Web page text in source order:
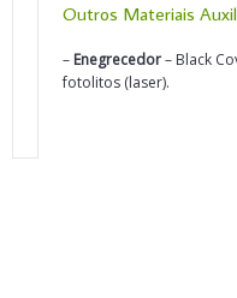
Outros Materiais
– Enegrecedor– Black
fotolitos (laser).